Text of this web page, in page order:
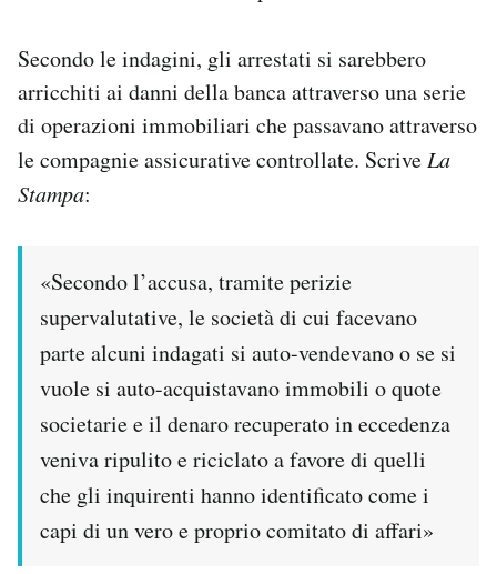
Secondo le indagini, gli arrestati si sarebbero
arricchiti ai danni della banca attraverso una serie
di operazioni immobiliari che passavano attraverso
le compagnie assicurative controllate. Scrive La
Stampa:
«Secondo l’accusa, tramite perizie
supervalutative, le società di cui facevano
parte alcuni indagati si auto-vendevano o se si
vuole si auto-acquistavano immobili o quote
societarie e il denaro recuperato in eccedenza
veniva ripulito e riciclato a favore di quelli
che gli inquirenti hanno identificato come i
capi di un vero e proprio comitato di affari»